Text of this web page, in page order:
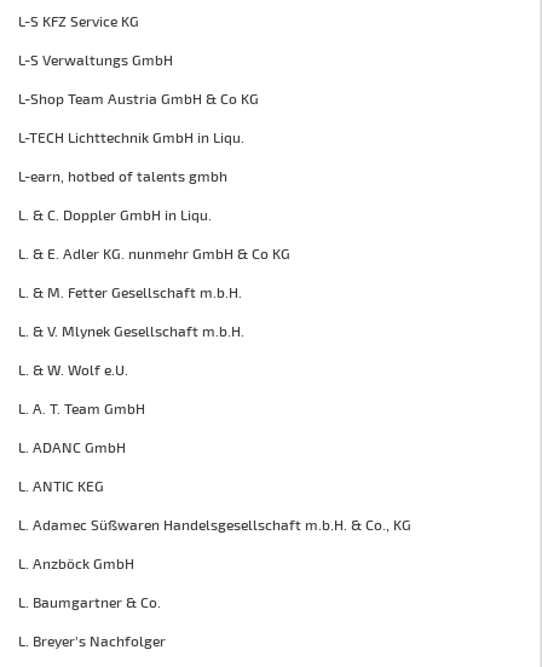
L-S KFZ Service KG
L-S Verwaltungs GmbH
L-Shop Team Austria GmbH & Co KG
L-TECH Lichttechnik GmbH in Liqu.
L-earn, hotbed of talents gmbh
L. & C. Doppler GmbH in Liqu.
L. & E. Adler KG. nunmehr GmbH & Co KG
L. & M. Fetter Gesellschaft m.b.H.
L. & V. Mlynek Gesellschaft m.b.H.
L. & W. Wolf e.U.
L. A. T. Team GmbH
L. ADANC GmbH
L. ANTIC KEG
L. Adamec Süßwaren Handelsgesellschaft m.b.H. & Co., KG
L. Anzböck GmbH
L. Baumgartner & Co.
L. Breyer's Nachfolger